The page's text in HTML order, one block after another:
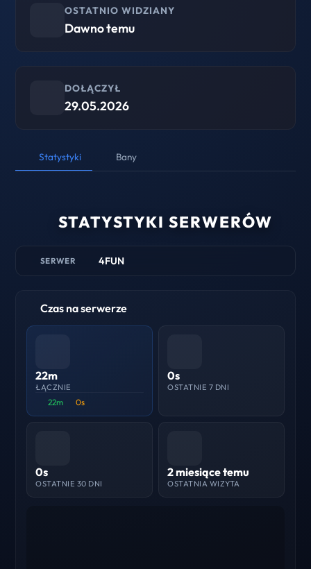
OSTATNIO WIDZIANY
Dawno temu
DOŁĄCZYŁ
29.05.2026
Statystyki Bany
STATYSTYKI SERWERÓW
SERWER 4FUN
Czas na serwerze
22m
ŁĄCZNIE
22m 0s
0s
OSTATNIE 7 DNI
0s
OSTATNIE 30 DNI
2 miesiące temu
OSTATNIA WIZYTA